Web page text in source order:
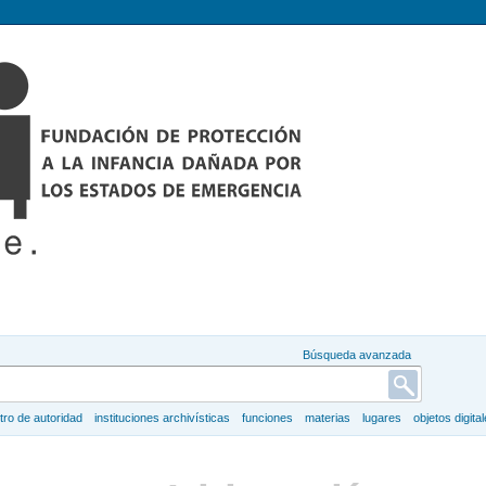
Búsqueda avanzada
de autoridad instituciones archivísticas funciones materias lugares objetos